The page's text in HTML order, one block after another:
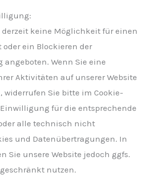
derzeit keine Möglichkeit für einen
ein Blockieren der
Wenn Sie eine
Aktivitäten auf unserer Website
widerrufen Sie bitte im Cookie-
für die entsprechende
alle technisch nicht
und Datenübertragungen. In
Sie unsere Website jedoch ggfs.
nutzen.